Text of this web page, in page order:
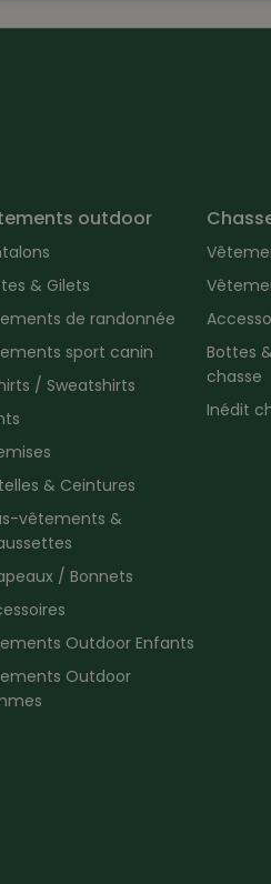
outdoor
& Gilets
de randonnée
sport canin
/ Sweatshirts
& Ceintures
vêtements &
/ Bonnets
Outdoor Enfants
Outdoor
Bottes
chasse
Inédit